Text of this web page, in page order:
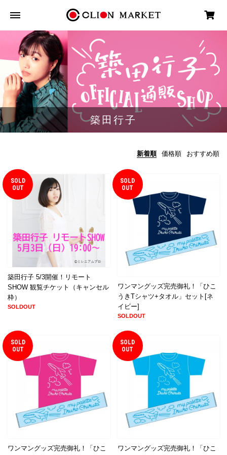
築田行子
新着順 価格順 おすすめ順
SOLD
OUT
築田行子 5/3開催！リモート
SHOW 観覧チケット（キャンセル
枠）
SOLDOUT
SOLD
OUT
ワンマングッズ完売御礼！「ひこ
うきTシャツ+タオル」セット[ネ
イビー]
SOLDOUT
SOLD
OUT
ワンマングッズ完売御礼！「ひこ
SOLD
OUT
ワンマングッズ完売御礼！「ひこ